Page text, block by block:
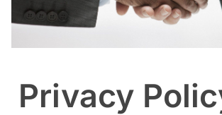
L
samenstellen
Privacy